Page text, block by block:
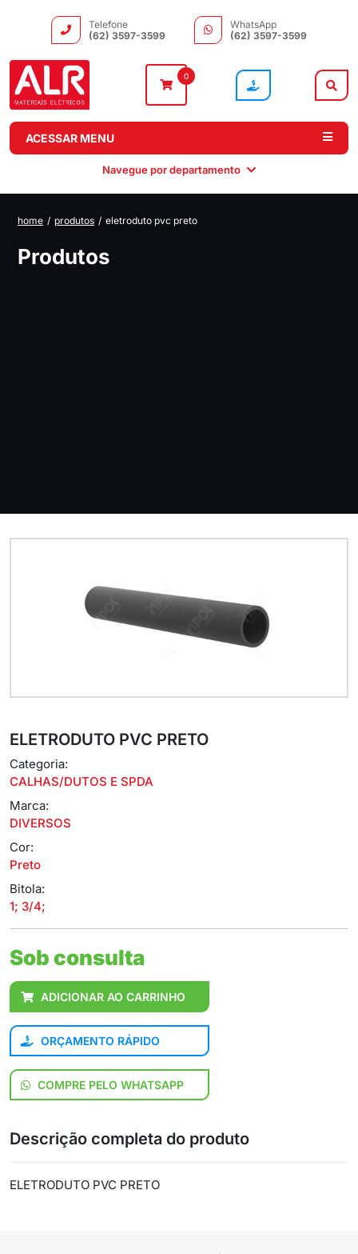
0
Telefone
(62) 3597-3599
WhatsApp
(62) 3597-3599
ACESSAR MENU
Navegue por departamento
Distribuição
home / produtos / eletroduto pvc preto
Produtos
ELETRODUTO PVC PRETO
Categoria:
CALHAS/DUTOS E SPDA
Marca:
DIVERSOS
Cor:
Preto
Bitola:
1; 3/4;
Sob consulta
ADICIONAR AO CARRINHO
ORÇAMENTO RÁPIDO
COMPRE PELO WHATSAPP
Descrição completa do produto
ELETRODUTO PVC PRETO